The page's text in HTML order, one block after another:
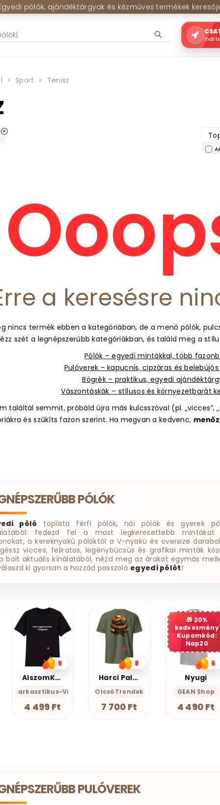
pólók, ajándéktárgyak és kézműves termékek
Sport Tenisz
a keresésre
nincs termék ebben a kategóriában, de a menő pólók,
szét a legnépszerűbb kategóriákban, és találd meg a
Pólók – egyedi mintákkal, több
Pulóverek – kapucnis, cipzáras és
Bögrék – praktikus, egyedi
Vászontáskák – stílusos és környezetbarát
találtál semmit, próbáld újra más kulcsszóval (pl. „vicces”,
és szűkíts fazon szerint. Ha megvan a kedvenc,
PÓLÓK
póló toplista férfi pólók, női pólók és gyerek
fedezd fel a most legkeresettebb mintákat
a kereknyakú pólóktól a V-nyakú és oversize
vicces, feliratos, legénybúcsús és grafikai minták
bolt aktuális kínálatából, nézd meg az árakat egymás
ki gyorsan a hozzád passzoló egyedi pólót!
Önazonos
8
Harci Palacsinta - Grafikus Unisex Póló
OlcsóTrendek
7 700 Ft
20%
kedvezmény
Kupomkód:
Nap20
6
Nyugi
GEAN Shop
4 490 Ft
3
AlszomKöszi- Szarkasztikus-
4 499 Ft
PULÓVEREK